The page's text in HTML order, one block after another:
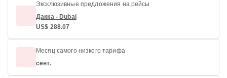
Эксклюзивные предложения на рейсы
Дакка - Dubai
US$ 288.07
Месяц самого низкого тарифа
сент.